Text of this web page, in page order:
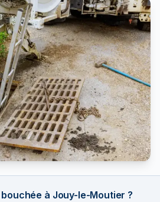
à Jouy-le-Moutier ?